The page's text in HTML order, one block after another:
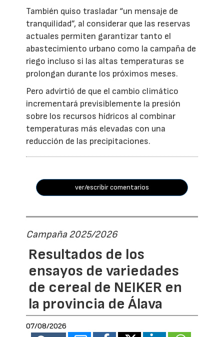
También quiso trasladar “un mensaje de
tranquilidad”, al considerar que las reservas
actuales permiten garantizar tanto el
abastecimiento urbano como la campaña de
riego incluso si las altas temperaturas se
prolongan durante los próximos meses.
Pero advirtió de que el cambio climático
incrementará previsiblemente la presión
sobre los recursos hídricos al combinar
temperaturas más elevadas con una
reducción de las precipitaciones.
ver/escribir comentarios
Campaña 2025/2026
Resultados de los
ensayos de variedades
de cereal de NEIKER en
la provincia de Álava
07/08/2026